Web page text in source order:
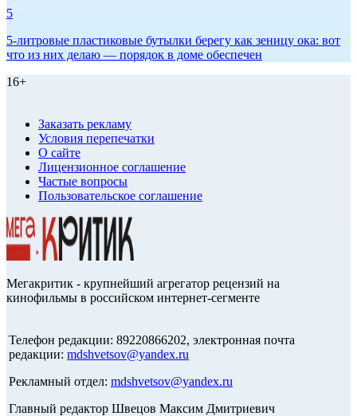
5
5-литровые пластиковые бутылки берегу как зеницу ока: вот
что из них делаю — порядок в доме обеспечен
16+
Заказать рекламу
Условия перепечатки
О сайте
Лицензионное соглашение
Частые вопросы
Пользовательское соглашение
Мегакритик - крупнейший агрегатор рецензий на
кинофильмы в российском интернет-сегменте
Телефон редакции: 89220866202, электронная почта
редакции: mdshvetsov@yandex.ru
Рекламный отдел: mdshvetsov@yandex.ru
Главный редактор Швецов Максим Дмитриевич